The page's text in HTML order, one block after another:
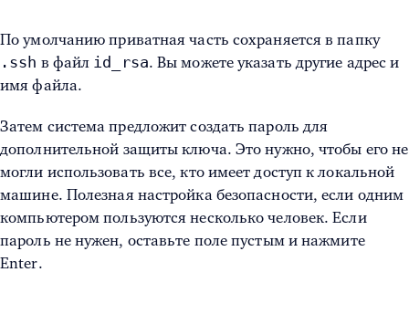
По умолчанию приватная часть сохраняется в папку
.ssh в файл id_rsa. Вы можете указать другие адрес и
имя файла.
Затем система предложит создать пароль для
дополнительной защиты ключа. Это нужно, чтобы его не
могли использовать все, кто имеет доступ к локальной
машине. Полезная настройка безопасности, если одним
компьютером пользуются несколько человек. Если
пароль не нужен, оставьте поле пустым и нажмите
Enter.